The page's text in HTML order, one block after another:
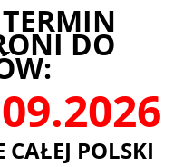
DO
POLSKI